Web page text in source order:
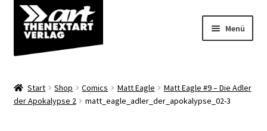
Zur
Navigation
springen
Zum
Inhalt
springen
Menü
Shop
Start Shop Comics Matt Eagle
Matt Eagle #9 – Die Adler
der Apokalypse 2
matt_eagle_adler_der_apokalypse_02-3